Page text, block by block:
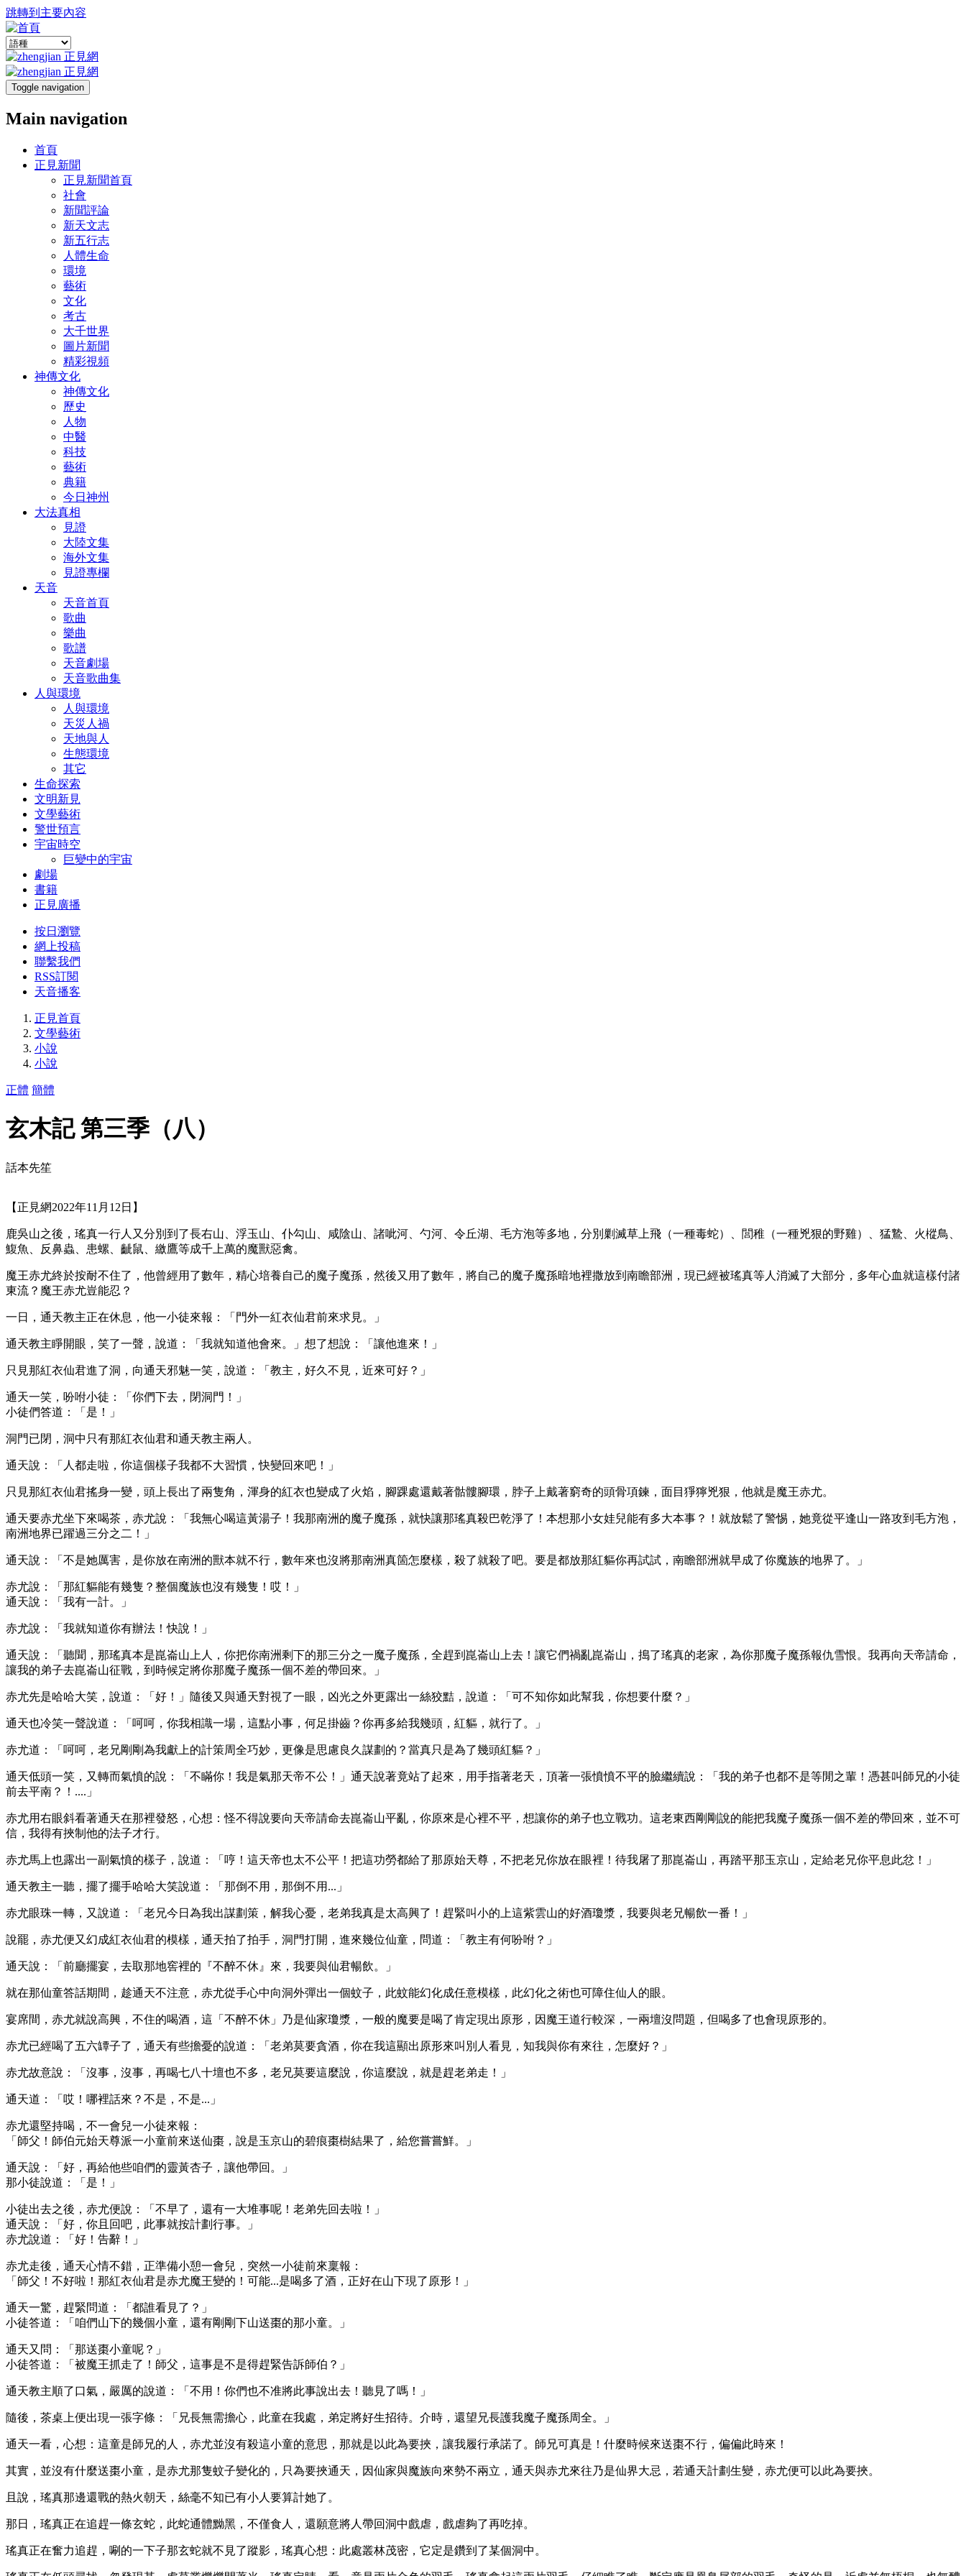
跳轉到主要內容
Toggle navigation
Main navigation
首頁
正見新聞
正見新聞首頁
社會
新聞評論
新天文志
新五行志
人體生命
環境
藝術
文化
考古
大千世界
圖片新聞
精彩視頻
神傳文化
神傳文化
歷史
人物
中醫
科技
藝術
典籍
今日神州
大法真相
見證
大陸文集
海外文集
見證專欄
天音
天音首頁
歌曲
樂曲
歌譜
天音劇場
天音歌曲集
人與環境
人與環境
天災人禍
天地與人
生態環境
其它
生命探索
文明新見
文學藝術
警世預言
宇宙時空
巨變中的宇宙
劇場
書籍
正見廣播
按日瀏覽
網上投稿
聯繫我們
RSS訂閱
天音播客
正見首頁
文學藝術
小說
小說
正體 簡體
玄木記 第三季（八）
話本先笙
【正見網2022年11月12日】
鹿吳山之後，瑤真一行人又分別到了長右山、浮玉山、仆勾山、咸陰山、諸呲河、勺河、令丘湖、毛方泡等多地，分別剿滅草上飛（一種毒蛇）、閭稚（一種兇狠的野雞）、猛鷙、火樅鳥、
鰒魚、反鼻蟲、患螺、齜鼠、繳鷹等成千上萬的魔獸惡禽。
魔王赤尤終於按耐不住了，他曾經用了數年，精心培養自己的魔子魔孫，然後又用了數年，將自己的魔子魔孫暗地裡撒放到南瞻部洲，現已經被瑤真等人消滅了大部分，多年心血就這樣付諸
東流？魔王赤尤豈能忍？
一日，通天教主正在休息，他一小徒來報：「門外一紅衣仙君前來求見。」
通天教主睜開眼，笑了一聲，說道：「我就知道他會來。」想了想說：「讓他進來！」
只見那紅衣仙君進了洞，向通天邪魅一笑，說道：「教主，好久不見，近來可好？」
通天一笑，吩咐小徒：「你們下去，閉洞門！」
小徒們答道：「是！」
洞門已閉，洞中只有那紅衣仙君和通天教主兩人。
通天說：「人都走啦，你這個樣子我都不大習慣，快變回來吧！」
只見那紅衣仙君搖身一變，頭上長出了兩隻角，渾身的紅衣也變成了火焰，腳踝處還戴著骷髏腳環，脖子上戴著窮奇的頭骨項鍊，面目猙獰兇狠，他就是魔王赤尤。
通天要赤尤坐下來喝茶，赤尤說：「我無心喝這黃湯子！我那南洲的魔子魔孫，就快讓那瑤真殺巴乾淨了！本想那小女娃兒能有多大本事？！就放鬆了警惕，她竟從平逢山一路攻到毛方泡，
南洲地界已躍過三分之二！」
通天說：「不是她厲害，是你放在南洲的獸本就不行，數年來也沒將那南洲真箇怎麼樣，殺了就殺了吧。要是都放那紅貙你再試試，南瞻部洲就早成了你魔族的地界了。」
赤尤說：「那紅貙能有幾隻？整個魔族也沒有幾隻！哎！」
通天說：「我有一計。」
赤尤說：「我就知道你有辦法！快說！」
通天說：「聽聞，那瑤真本是崑崙山上人，你把你南洲剩下的那三分之一魔子魔孫，全趕到崑崙山上去！讓它們禍亂崑崙山，搗了瑤真的老家，為你那魔子魔孫報仇雪恨。我再向天帝請命，
讓我的弟子去崑崙山征戰，到時候定將你那魔子魔孫一個不差的帶回來。」
赤尤先是哈哈大笑，說道：「好！」隨後又與通天對視了一眼，凶光之外更露出一絲狡黠，說道：「可不知你如此幫我，你想要什麼？」
通天也冷笑一聲說道：「呵呵，你我相識一場，這點小事，何足掛齒？你再多給我幾頭，紅貙，就行了。」
赤尤道：「呵呵，老兄剛剛為我獻上的計策周全巧妙，更像是思慮良久謀劃的？當真只是為了幾頭紅貙？」
通天低頭一笑，又轉而氣憤的說：「不瞞你！我是氣那天帝不公！」通天說著竟站了起來，用手指著老天，頂著一張憤憤不平的臉繼續說：「我的弟子也都不是等閒之輩！憑甚叫師兄的小徒
前去平南？！....」
赤尤用右眼斜看著通天在那裡發怒，心想：怪不得說要向天帝請命去崑崙山平亂，你原來是心裡不平，想讓你的弟子也立戰功。這老東西剛剛說的能把我魔子魔孫一個不差的帶回來，並不可
信，我得有挾制他的法子才行。
赤尤馬上也露出一副氣憤的樣子，說道：「哼！這天帝也太不公平！把這功勞都給了那原始天尊，不把老兄你放在眼裡！待我屠了那崑崙山，再踏平那玉京山，定給老兄你平息此忿！」
通天教主一聽，擺了擺手哈哈大笑說道：「那倒不用，那倒不用...」
赤尤眼珠一轉，又說道：「老兄今日為我出謀劃策，解我心憂，老弟我真是太高興了！趕緊叫小的上這紫雲山的好酒瓊漿，我要與老兄暢飲一番！」
說罷，赤尤便又幻成紅衣仙君的模樣，通天拍了拍手，洞門打開，進來幾位仙童，問道：「教主有何吩咐？」
通天說：「前廳擺宴，去取那地窖裡的『不醉不休』來，我要與仙君暢飲。」
就在那仙童答話期間，趁通天不注意，赤尤從手心中向洞外彈出一個蚊子，此蚊能幻化成任意模樣，此幻化之術也可障住仙人的眼。
宴席間，赤尤就說高興，不住的喝酒，這「不醉不休」乃是仙家瓊漿，一般的魔要是喝了肯定現出原形，因魔王道行較深，一兩壇沒問題，但喝多了也會現原形的。
赤尤已經喝了五六罈子了，通天有些擔憂的說道：「老弟莫要貪酒，你在我這顯出原形來叫別人看見，知我與你有來往，怎麼好？」
赤尤故意說：「沒事，沒事，再喝七八十壇也不多，老兄莫要這麼說，你這麼說，就是趕老弟走！」
通天道：「哎！哪裡話來？不是，不是...」
赤尤還堅持喝，不一會兒一小徒來報：
「師父！師伯元始天尊派一小童前來送仙棗，說是玉京山的碧痕棗樹結果了，給您嘗嘗鮮。」
通天說：「好，再給他些咱們的靈黃杏子，讓他帶回。」
那小徒說道：「是！」
小徒出去之後，赤尤便說：「不早了，還有一大堆事呢！老弟先回去啦！」
通天說：「好，你且回吧，此事就按計劃行事。」
赤尤說道：「好！告辭！」
赤尤走後，通天心情不錯，正準備小憩一會兒，突然一小徒前來稟報：
「師父！不好啦！那紅衣仙君是赤尤魔王變的！可能...是喝多了酒，正好在山下現了原形！」
通天一驚，趕緊問道：「都誰看見了？」
小徒答道：「咱們山下的幾個小童，還有剛剛下山送棗的那小童。」
通天又問：「那送棗小童呢？」
小徒答道：「被魔王抓走了！師父，這事是不是得趕緊告訴師伯？」
通天教主順了口氣，嚴厲的說道：「不用！你們也不准將此事說出去！聽見了嗎！」
隨後，茶桌上便出現一張字條：「兄長無需擔心，此童在我處，弟定將好生招待。介時，還望兄長護我魔子魔孫周全。」
通天一看，心想：這童是師兄的人，赤尤並沒有殺這小童的意思，那就是以此為要挾，讓我履行承諾了。師兄可真是！什麼時候來送棗不行，偏偏此時來！
其實，並沒有什麼送棗小童，是赤尤那隻蚊子變化的，只為要挾通天，因仙家與魔族向來勢不兩立，通天與赤尤來往乃是仙界大忌，若通天計劃生變，赤尤便可以此為要挾。
且說，瑤真那邊還戰的熱火朝天，絲毫不知已有小人要算計她了。
那日，瑤真正在追趕一條玄蛇，此蛇通體黝黑，不僅食人，還願意將人帶回洞中戲虐，戲虐夠了再吃掉。
瑤真正在奮力追趕，唰的一下子那玄蛇就不見了蹤影，瑤真心想：此處叢林茂密，它定是鑽到了某個洞中。